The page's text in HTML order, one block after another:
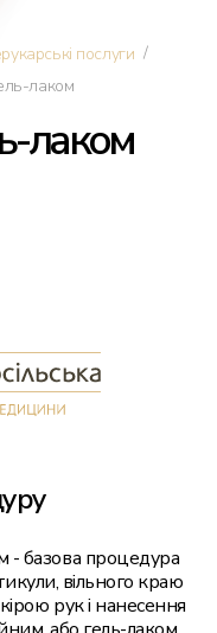
послуги /
лаком
лаком
- базова процедура
вільного краю
рук і нанесення